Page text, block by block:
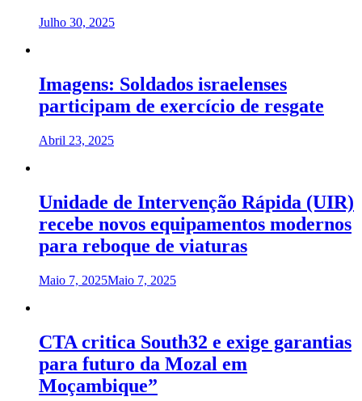
Julho 30, 2025
Imagens: Soldados israelenses
participam de exercício de resgate
Abril 23, 2025
Unidade de Intervenção Rápida (UIR)
recebe novos equipamentos modernos
para reboque de viaturas
Maio 7, 2025Maio 7, 2025
CTA critica South32 e exige garantias
para futuro da Mozal em
Moçambique”